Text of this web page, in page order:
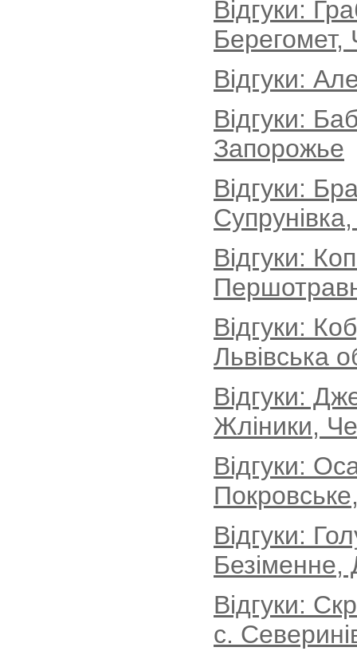
Відгуки:
Берегомет,
Відгуки:
Відгуки:
Запорожье
Відгуки:
Відгуки:
Відгуки:
Львівська
Відгуки:
Жліники,
Відгуки:
Відгуки:
Безіменне,
Відгуки:
с.